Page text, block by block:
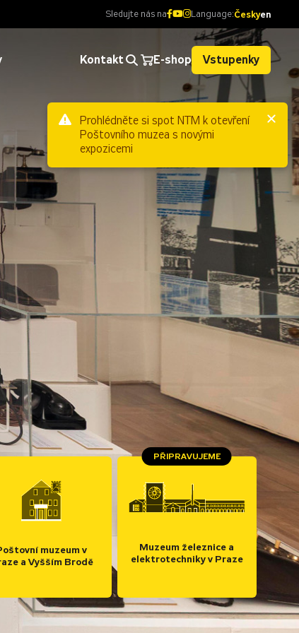
Sledujte nás na Language:Českyen
Kontakt E-shop Vstupenky
muzeum v
a Vyšším Brodě
PŘIPRAVUJEME
Muzeum železnice a
elektrotechniky v Praze
Prohlédněte si spot NTM k otevření
Poštovního muzea s novými
expozicemi